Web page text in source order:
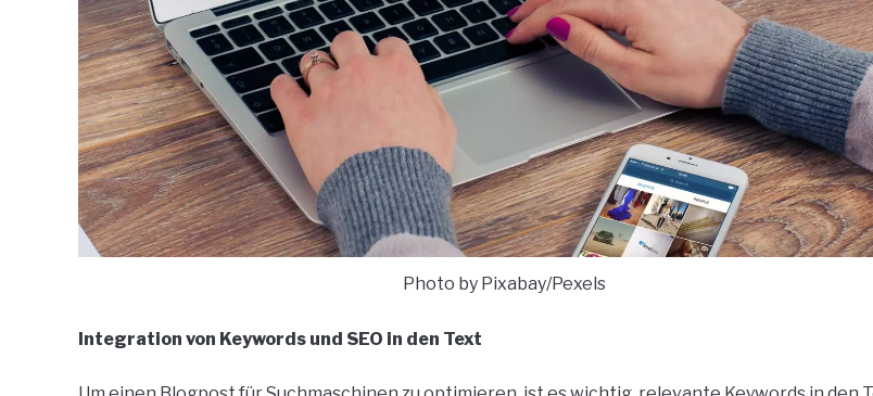
Photo by Pixabay/Pexels
Integration von Keywords und SEO in den Text